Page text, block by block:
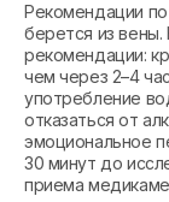
Рекомендации по
берется из
рекомендации:
чем через 2–4
употребление
отказаться от
эмоциональное
30 минут до
приема